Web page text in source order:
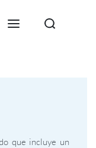
que incluye un